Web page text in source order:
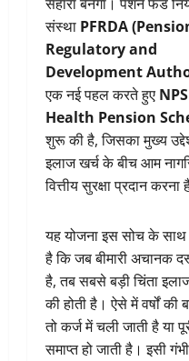
संस्था PFRDA
Regulatory and
Development
एक नई पहल करते हुए NPS
Health Pension
शुरू की है, जिसका मुख्य
इलाज खर्च के बीच आम
वित्तीय सुरक्षा प्रदान करना
यह योजना इस सोच के साथ
है कि जब बीमारी अचानक
है, तब सबसे बड़ी चिंता
की होती है। ऐसे में वर्षों की
तो कर्ज में चली जाती है या
समाप्त हो जाती है। इसी